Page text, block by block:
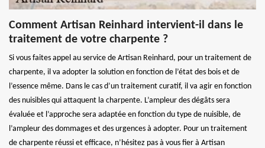
Comment Artisan Reinhard intervient-il dans le
traitement de votre charpente ?
Si vous faites appel au service de Artisan Reinhard, pour un traitement de
charpente, il va adopter la solution en fonction de l’état des bois et de
l’essence même. Dans le cas d’un traitement curatif, il va agir en fonction
des nuisibles qui attaquent la charpente. L’ampleur des dégâts sera
évaluée et l’approche sera adaptée en fonction du type de nuisible, de
l’ampleur des dommages et des urgences à adopter. Pour un traitement
de charpente réussi et efficace, n’hésitez pas à vous fier à Artisan